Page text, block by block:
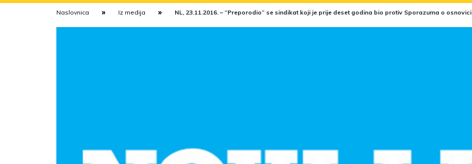
Naslovnica Iz medija NL, 23.11.2016. – “Preporodio” se sindikat koji je prije deset godina bio protiv Sporazuma o osnovici